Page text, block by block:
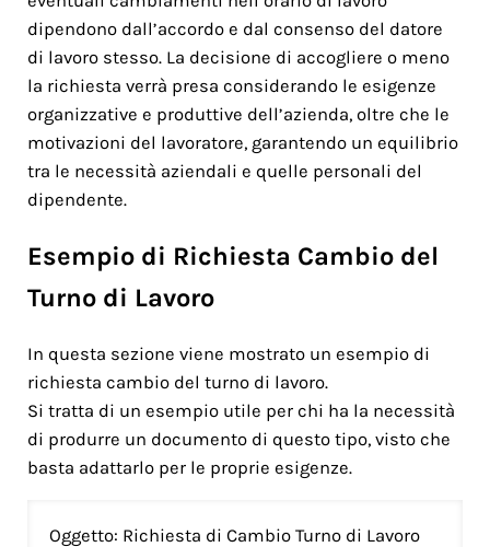
dipendono dall’accordo e dal consenso del datore
di lavoro stesso. La decisione di accogliere o meno
la richiesta verrà presa considerando le esigenze
organizzative e produttive dell’azienda, oltre che le
motivazioni del lavoratore, garantendo un equilibrio
tra le necessità aziendali e quelle personali del
dipendente.
Esempio di Richiesta Cambio del
Turno di Lavoro
In questa sezione viene mostrato un esempio di
richiesta cambio del turno di lavoro.
Si tratta di un esempio utile per chi ha la necessità
di produrre un documento di questo tipo, visto che
basta adattarlo per le proprie esigenze.
Oggetto: Richiesta di Cambio Turno di Lavoro